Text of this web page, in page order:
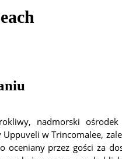
nadmorski
w Trincomalee,
oceniany przez gości za